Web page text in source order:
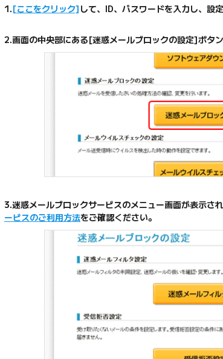
1.[ここをクリック] して、ID、パスワードを入力し、設
2.画面の中央部にある[迷惑メールブロックの設定]ボタ
3.迷惑メールブロックサービスのメニュー画面が表示さ
ービスのご利用方法をご確認ください。